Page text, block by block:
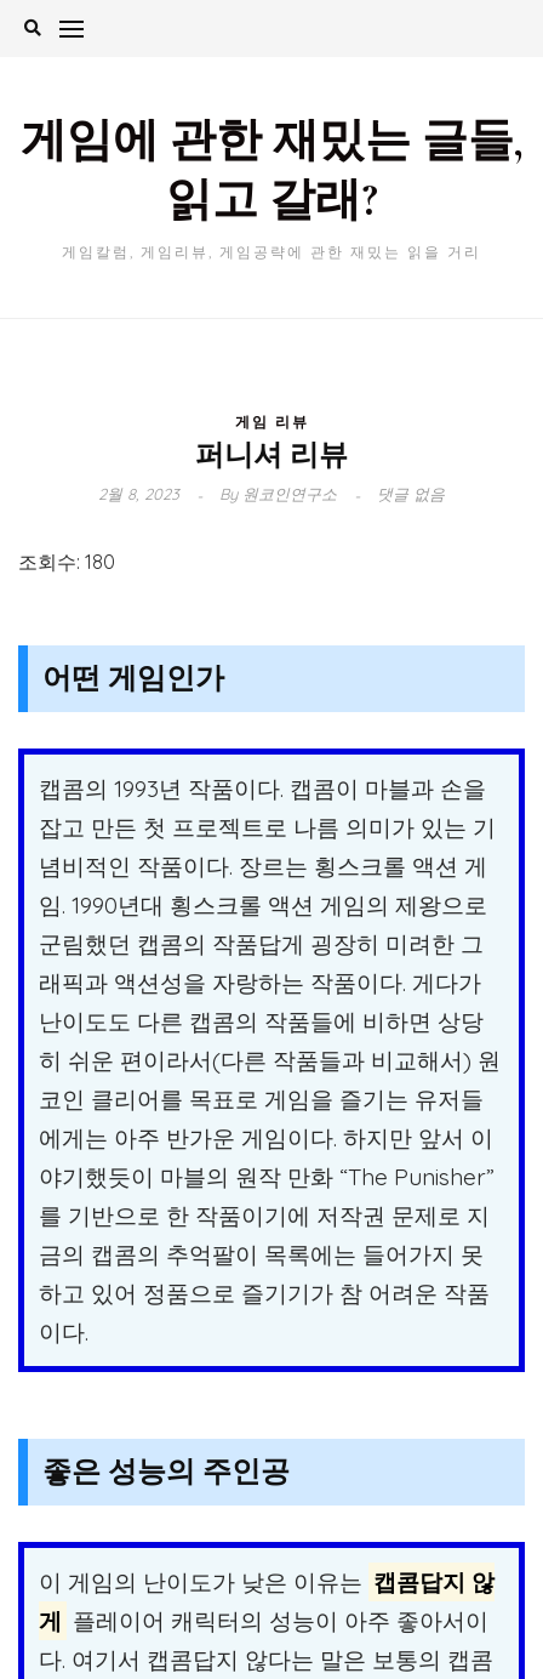
Skip
게임에 관한 재밌는 글들,
읽고 갈래?
게임칼럼, 게임리뷰, 게임공략에 관한 재밌는 읽을 거리
게임 리뷰
퍼니셔 리뷰
2월 8, 2023 By원코인연구소 댓글 없음
조회수: 180
어떤 게임인가
캡콤의 1993년 작품이다. 캡콤이 마블과 손을
잡고 만든 첫 프로젝트로 나름 의미가 있는 기
념비적인 작품이다. 장르는 횡스크롤 액션 게
임. 1990년대 횡스크롤 액션 게임의 제왕으로
군림했던 캡콤의 작품답게 굉장히 미려한 그
래픽과 액션성을 자랑하는 작품이다. 게다가
난이도도 다른 캡콤의 작품들에 비하면 상당
히 쉬운 편이라서(다른 작품들과 비교해서) 원
코인 클리어를 목표로 게임을 즐기는 유저들
에게는 아주 반가운 게임이다. 하지만 앞서 이
야기했듯이 마블의 원작 만화 “The Punisher”
를 기반으로 한 작품이기에 저작권 문제로 지
금의 캡콤의 추억팔이 목록에는 들어가지 못
하고 있어 정품으로 즐기기가 참 어려운 작품
이다.
좋은 성능의 주인공
이 게임의 난이도가 낮은 이유는 캡콤답지 않
게 플레이어 캐릭터의 성능이 아주 좋아서이
다. 여기서 캡콤답지 않다는 말은 보통의 캡콤